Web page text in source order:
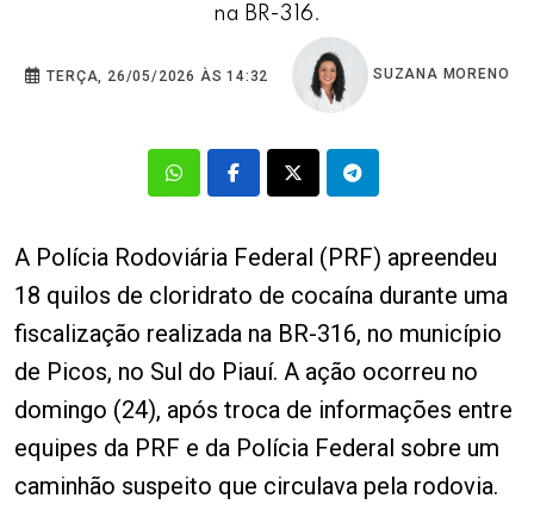
na BR-316.
TERÇA, 26/05/2026 ÀS 14:32 SUZANA MORENO
A Polícia Rodoviária Federal (PRF) apreendeu
18 quilos de cloridrato de cocaína durante uma
fiscalização realizada na BR-316, no município
de Picos, no Sul do Piauí. A ação ocorreu no
domingo (24), após troca de informações entre
equipes da PRF e da Polícia Federal sobre um
caminhão suspeito que circulava pela rodovia.